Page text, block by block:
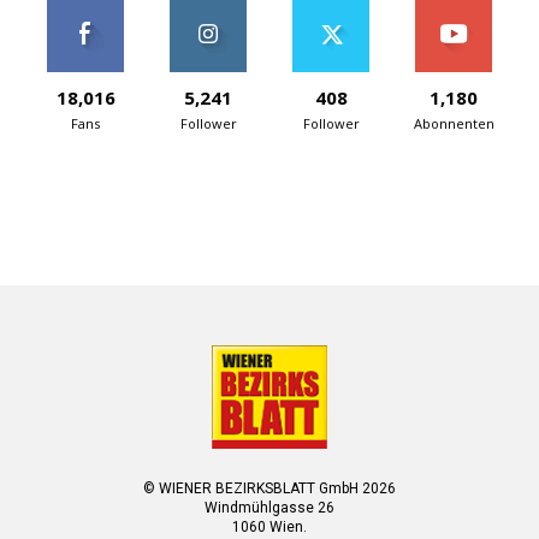
18,016
Fans
5,241
Follower
408
Follower
1,180
Abonnenten
© WIENER BEZIRKSBLATT GmbH 2026
Windmühlgasse 26
1060 Wien.